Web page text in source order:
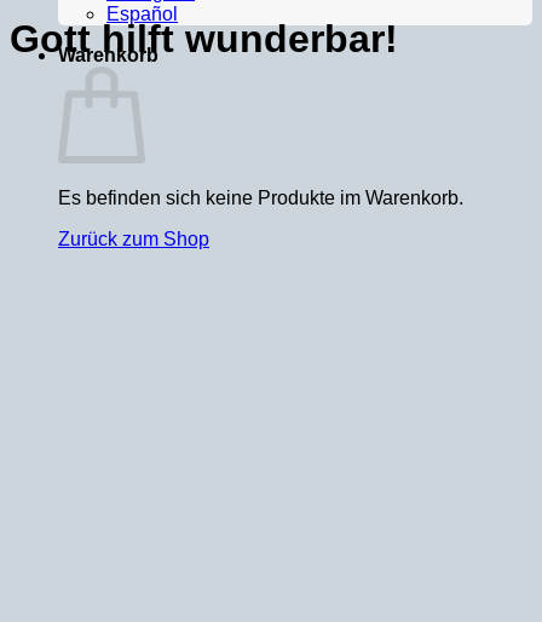
Español
Warenkorb
Es befinden sich keine Produkte im Warenkorb.
Zurück zum Shop
Gott hilft wunderbar!